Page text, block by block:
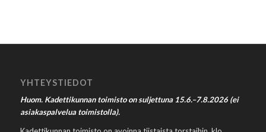
YHTEYSTIEDOT
Huom. Kadettikunnan toimisto on suljettuna 15.6.–7.8.2026 (ei
asiakaspalvelua toimistolla).